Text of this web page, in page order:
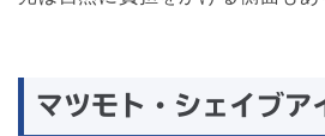
マツモト・シェイブア